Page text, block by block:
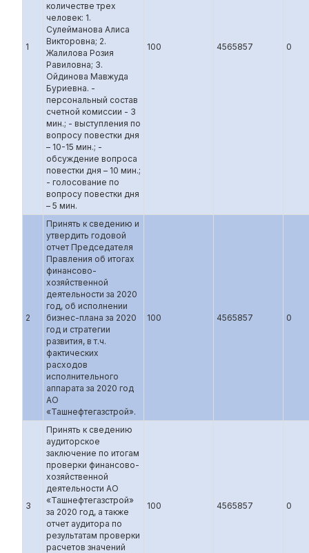
1
количестве трех
человек: 1.
Сулейманова Алиса
Викторовна; 2.
Жалилова Розия
Равиловна; 3.
Ойдинова Мавжуда
Буриевна. -
персональный состав
счетной комиссии - 3
мин.; - выступления по
вопросу повестки дня
– 10-15 мин.; -
обсуждение вопроса
повестки дня – 10 мин.;
- голосование по
вопросу повестки дня
– 5 мин.
100 4565857 0
2
Принять к сведению и
утвердить годовой
отчет Председателя
Правления об итогах
финансово-
хозяйственной
деятельности за 2020
год, об исполнении
бизнес-плана за 2020
год и стратегии
развития, в т.ч.
фактических
расходов
исполнительного
аппарата за 2020 год
АО
«Ташнефтегазстрой».
100 4565857 0
3
Принять к сведению
аудиторское
заключение по итогам
проверки финансово-
хозяйственной
деятельности АО
«Ташнефтегазстрой»
за 2020 год, а также
отчет аудитора по
результатам проверки
расчетов значений
100 4565857 0